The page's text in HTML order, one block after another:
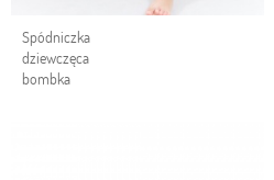
Spódniczka
dziewczęca
bombka